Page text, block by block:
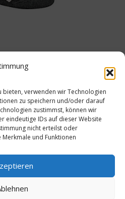
verwenden wir Technologien
zu speichern und/oder darauf
zustimmst, können wir
eindeutige IDs auf dieser Website
nicht erteilst oder
und Funktionen
wird nicht veröffentlicht.
mit*markiert